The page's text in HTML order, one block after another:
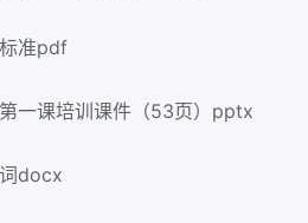
准pdf
一课培训课件（53页）pptx
docx